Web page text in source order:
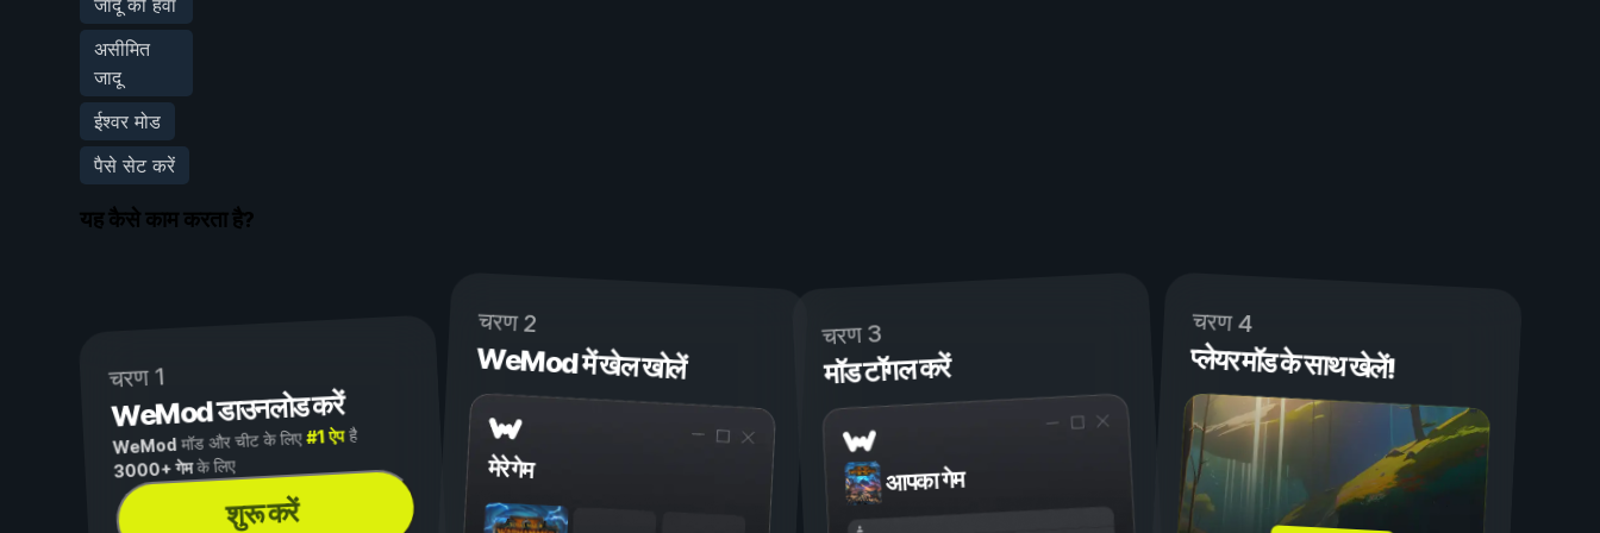
असीमित
जादू
ईश्वर मोड
पैसे सेट करें
यह कैसे काम करता है?
चरण 1
WeMod डाउनलोड करें
WeMod मॉड और चीट के लिए#1 ऐपहै
3000+ गेमके लिए
शुरू करें
चरण 2
WeMod में खेल खोलें
मेरे गेम
चरण 3
मॉड टॉगल करें
आपका गेम
चरण 4
प्लेयर मॉड के साथ खेलें!